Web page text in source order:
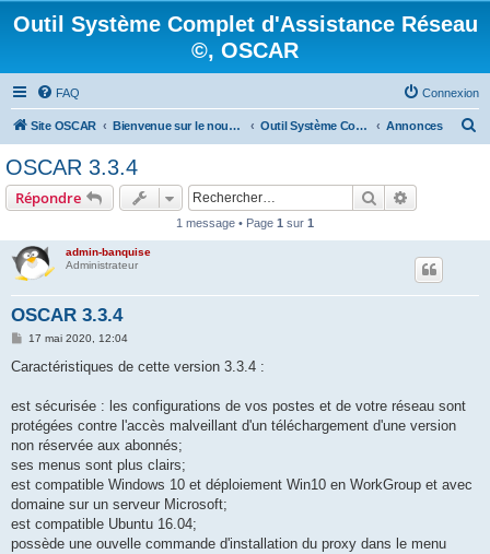
Outil Système Complet d'Assistance Réseau
©, OSCAR
FAQ Connexion
Site OSCAR Bienvenue sur le nouveau forum OSCAR Outil Système Complet d'Assistance Réseau ©, OSCAR Annonces
OSCAR 3.3.4
Répondre Rechercher
1 message • Page 1 sur 1
admin-banquise
Administrateur
OSCAR 3.3.4
M
s
g
17 mai 2020, 12:04
Caractéristiques de cette version 3.3.4 :
est sécurisée : les configurations de vos postes et de votre réseau sont
protégées contre l'accès malveillant d'un téléchargement d'une version
non réservée aux abonnés;
ses menus sont plus clairs;
est compatible Windows 10 et déploiement Win10 en WorkGroup et avec
domaine sur un serveur Microsoft;
est compatible Ubuntu 16.04;
possède une ouvelle commande d'installation du proxy dans le menu